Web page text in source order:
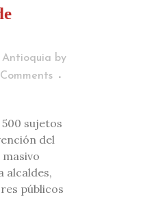
Antioquia by
sujetos
del
alcaldes,
públicos